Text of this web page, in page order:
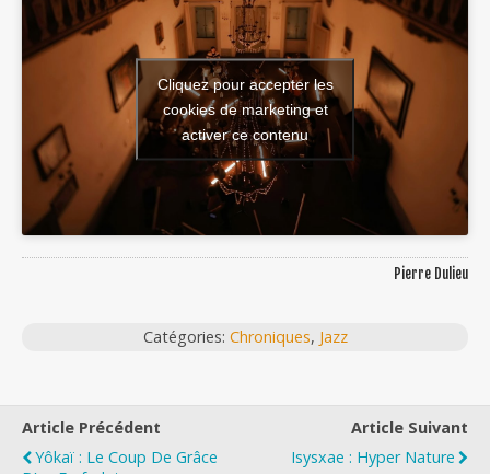
Cliquez pour accepter les
cookies de marketing et
activer ce contenu
Pierre Dulieu
Catégories: Chroniques, Jazz
Article Précédent
Yôkaï : Le Coup De Grâce
Article Suivant
Isysxae : Hyper Nature